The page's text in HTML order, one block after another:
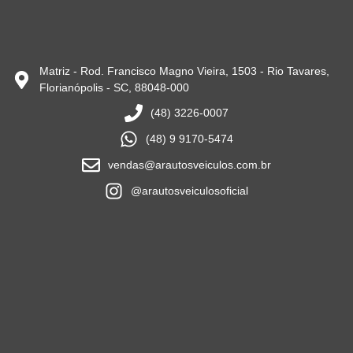
Matriz - Rod. Francisco Magno Vieira, 1503 - Rio Tavares,
Florianópolis - SC, 88048-000
(48) 3226-0007
(48) 9 9170-5474
vendas@arautosveiculos.com.br
@arautosveiculosoficial